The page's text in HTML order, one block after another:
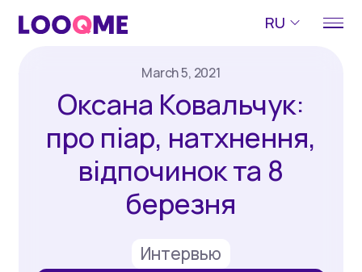
RU
March 5, 2021
Оксана Ковальчук:
про піар, натхнення,
відпочинок та 8
березня
Интервью